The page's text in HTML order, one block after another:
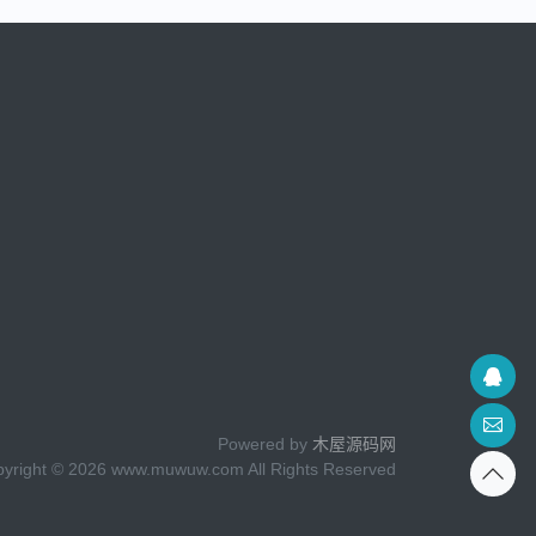
Powered by 木屋源码网
© 2026 www.muwuw.com All Rights Reserved